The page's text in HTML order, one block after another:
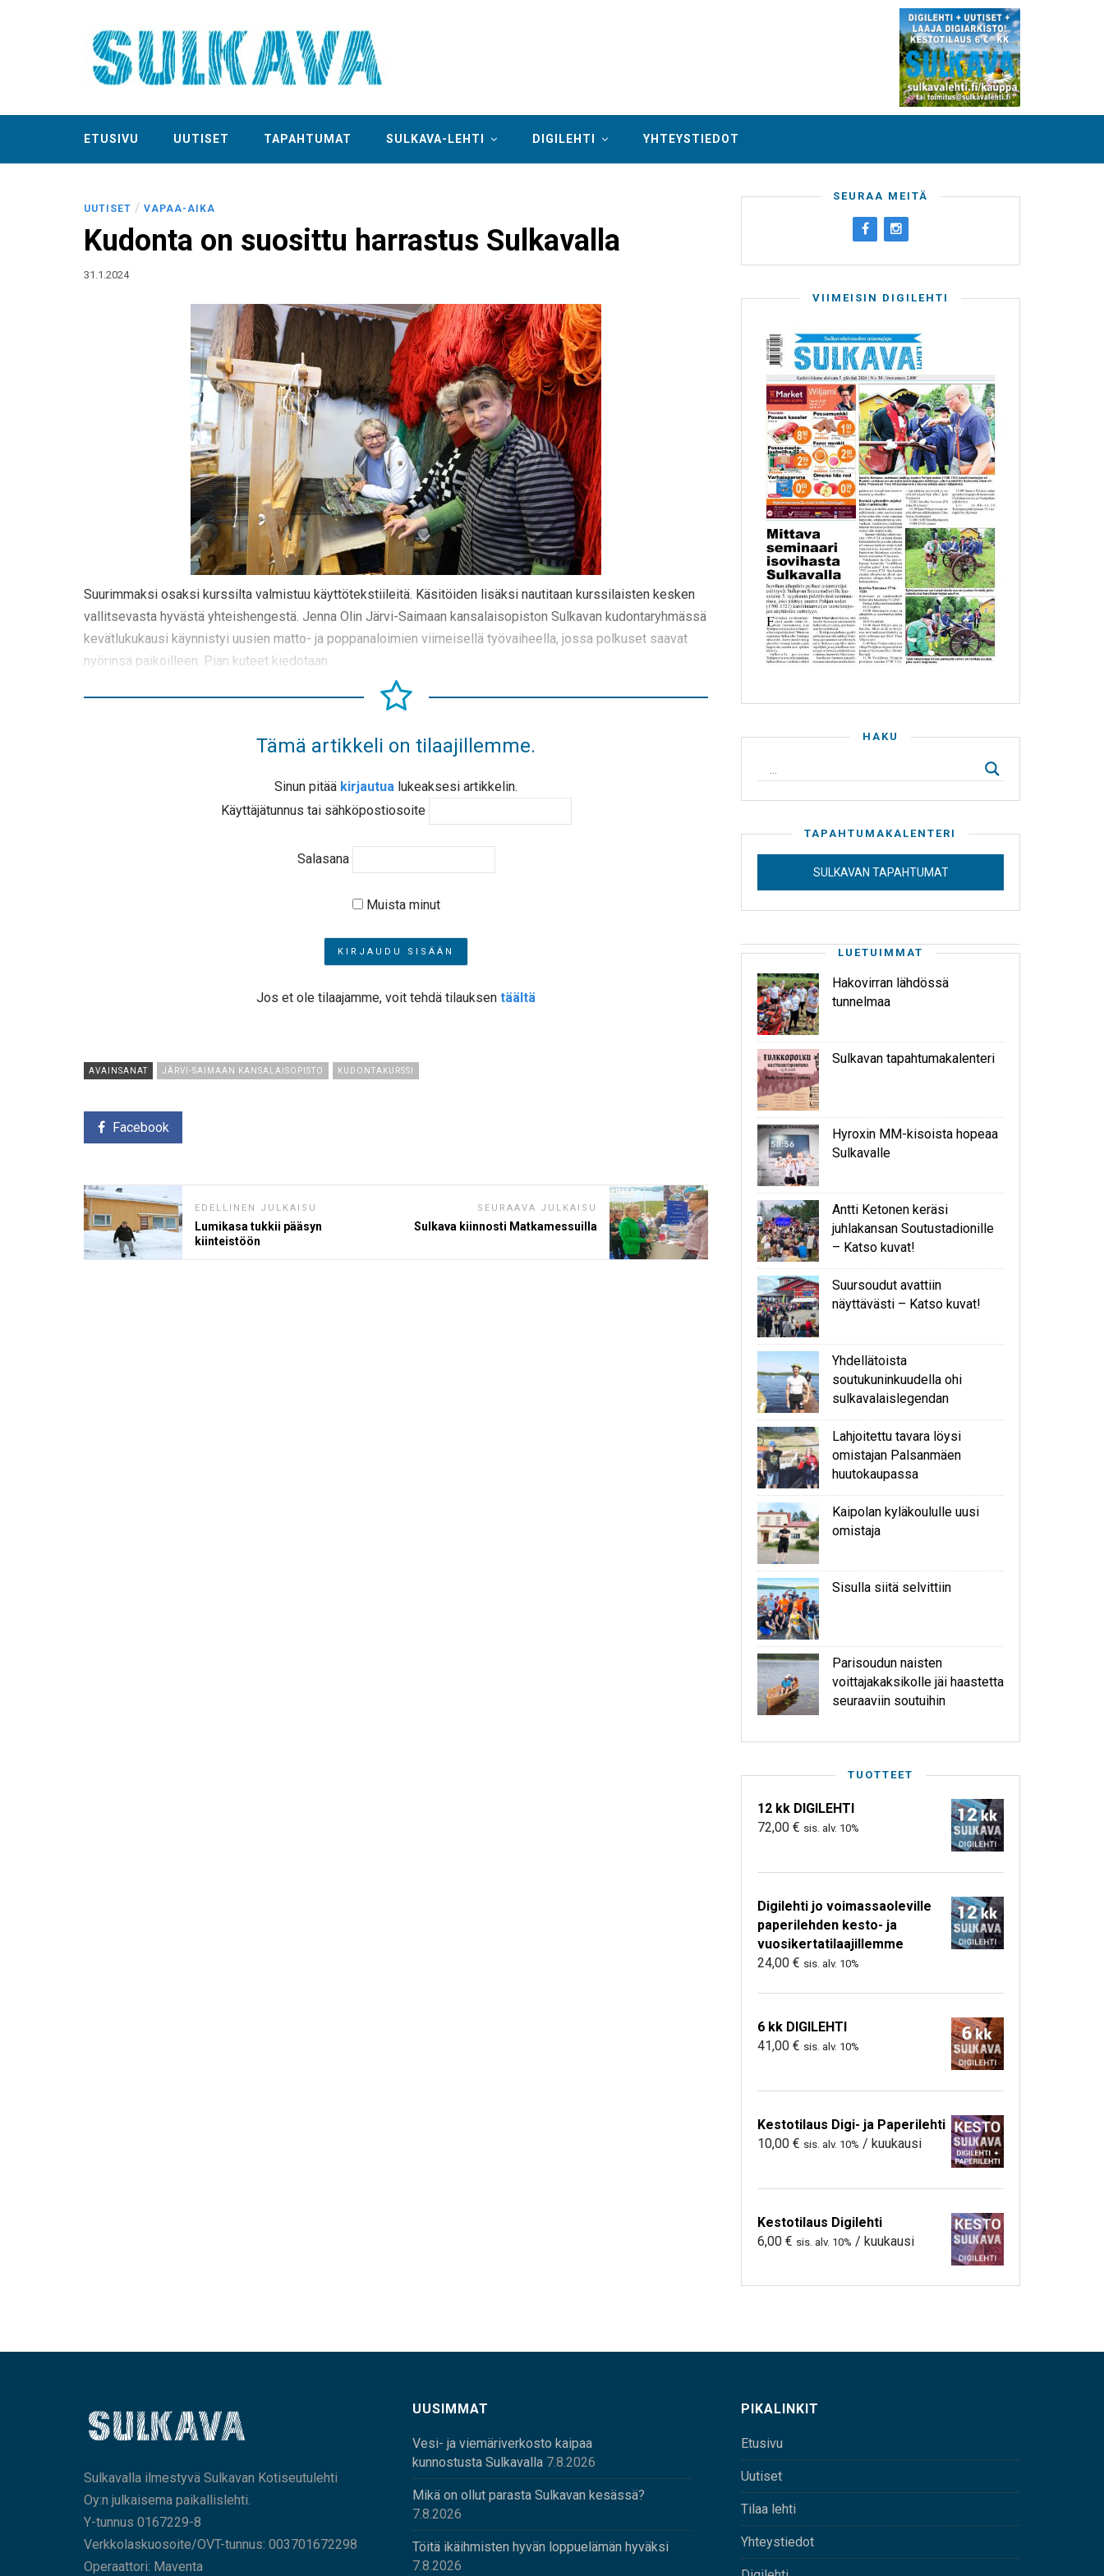
ETUSIVU UUTISET TAPAHTUMAT SULKAVA-LEHTI DIGILEHTI YHTEYSTIEDOT
UUTISET / VAPAA-AIKA
Kudonta on suosittu harrastus Sulkavalla
31.1.2024
Suurimmaksi osaksi kurssilta valmistuu käyttötekstiileitä. Käsitöiden lisäksi nautitaan kurssilaisten kesken
vallitsevasta hyvästä yhteishengestä. Jenna Olin Järvi-Saimaan kansalaisopiston Sulkavan kudontaryhmässä
kevätlukukausi käynnistyi uusien matto- ja poppanaloimien viimeisellä työvaiheella, jossa polkuset saavat
nyörinsä paikoilleen. Pian kuteet kiedotaan
Tämä artikkeli on tilaajillemme.
Sinun pitää kirjautua lukeaksesi artikkelin.
Käyttäjätunnus tai sähköpostiosoite
Salasana
Muista minut
Jos et ole tilaajamme, voit tehdä tilauksen täältä
AVAINSANAT JÄRVI-SAIMAAN KANSALAISOPISTO KUDONTAKURSSI
Facebook
EDELLINEN JULKAISU
Lumikasa tukkii pääsyn
kiinteistöön
SEURAAVA JULKAISU
Sulkava kiinnosti Matkamessuilla
SEURAA MEITÄ
VIIMEISIN DIGILEHTI
HAKU
TAPAHTUMAKALENTERI
SULKAVAN TAPAHTUMAT
LUETUIMMAT
Hakovirran lähdössä
tunnelmaa
Sulkavan tapahtumakalenteri
Hyroxin MM-kisoista hopeaa
Sulkavalle
Antti Ketonen keräsi
juhlakansan Soutustadionille
– Katso kuvat!
Suursoudut avattiin
näyttävästi – Katso kuvat!
Yhdellätoista
soutukuninkuudella ohi
sulkavalaislegendan
Lahjoitettu tavara löysi
omistajan Palsanmäen
huutokaupassa
Kaipolan kyläkoululle uusi
omistaja
Sisulla siitä selvittiin
Parisoudun naisten
voittajakaksikolle jäi haastetta
seuraaviin soutuihin
TUOTTEET
12 kk DIGILEHTI
72,00 € sis. alv. 10%
Digilehti jo voimassaoleville
paperilehden kesto- ja
vuosikertatilaajillemme
24,00 € sis. alv. 10%
6 kk DIGILEHTI
41,00 € sis. alv. 10%
Kestotilaus Digi- ja Paperilehti
10,00 € sis. alv. 10% / kuukausi
Kestotilaus Digilehti
6,00 € sis. alv. 10% / kuukausi
Sulkavalla ilmestyvä Sulkavan Kotiseutulehti
Oy:n julkaisema paikallislehti.
Y-tunnus 0167229-8
Verkkolaskuosoite/OVT-tunnus: 003701672298
Operaattori: Maventa
UUSIMMAT
Vesi- ja viemäriverkosto kaipaa
kunnostusta Sulkavalla 7.8.2026
Mikä on ollut parasta Sulkavan kesässä?
7.8.2026
Töitä ikäihmisten hyvän loppuelämän hyväksi
7.8.2026
PIKALINKIT
Etusivu
Uutiset
Tilaa lehti
Yhteystiedot